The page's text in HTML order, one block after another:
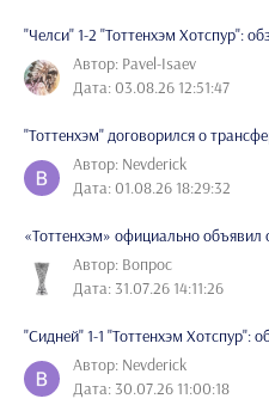
"Челси" 1-2 "Тоттенхэм Хотспур":
Автор: Pavel-Isaev
Дата: 03.08.26 12:51:47
"Тоттенхэм" договорился о
Автор: Nevderick
Дата: 01.08.26 18:29:32
«Тоттенхэм» официально
Автор: Вопрос
Дата: 31.07.26 14:11:26
"Сидней" 1-1 "Тоттенхэм Хотспур":
Автор: Nevderick
Дата: 30.07.26 11:00:18